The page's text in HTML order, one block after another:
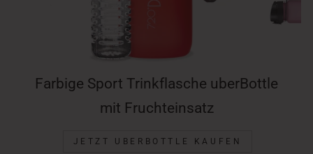
Farbige Sport Trinkflasche uberBottle
mit Fruchteinsatz
JETZT UBERBOTTLE KAUFEN